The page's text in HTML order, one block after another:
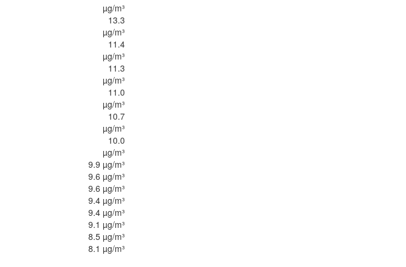
µg/m³
13.3
µg/m³
11.4
µg/m³
11.3
µg/m³
11.0
µg/m³
10.7
µg/m³
10.0
µg/m³
9.9 µg/m³
9.6 µg/m³
9.6 µg/m³
9.4 µg/m³
9.4 µg/m³
9.1 µg/m³
8.5 µg/m³
8.1 µg/m³